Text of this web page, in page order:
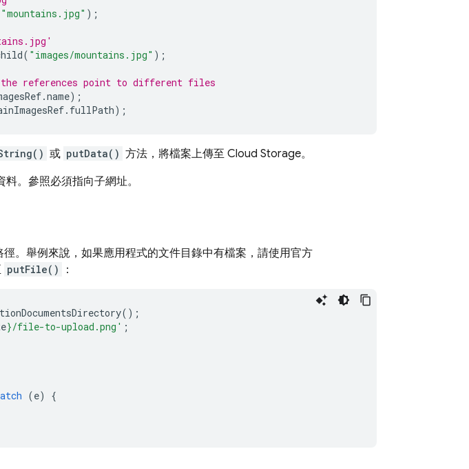
"mountains.jpg" );
( "images/mountains.jpg" );
the references point to different files
.name);
. fullPath);
或 putData() 方法，將檔案上傳至 Cloud Storage。
。參照必須指向子網址。
徑。舉例來說，如果應用程式的文件目錄中有檔案，請使用官方
putFile() ：
();
}/file-to-upload.png' ;
(e)
{